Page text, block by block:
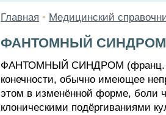
Главная • Медицинский
ФАНТОМНЫЙ СИНДРОМ
ФАНТОМНЫЙ СИНДРОМ (франц.
конечности, обычно имеющее
этом в изменённой форме, боли
клоническими подёргиваниями